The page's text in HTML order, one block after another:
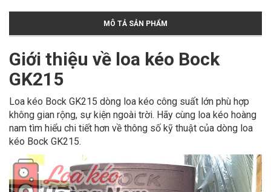
MÔ TẢ SẢN PHẨM
Giới thiệu về loa kéo Bock
GK215
Loa kéo Bock GK215 dòng loa kéo công suất lớn phù hợp
không gian rộng, sự kiện ngoài trời. Hãy cùng loa kéo hoàng
nam tìm hiểu chi tiết hơn về thông số kỹ thuật của dòng loa
kéo Bock GK215.